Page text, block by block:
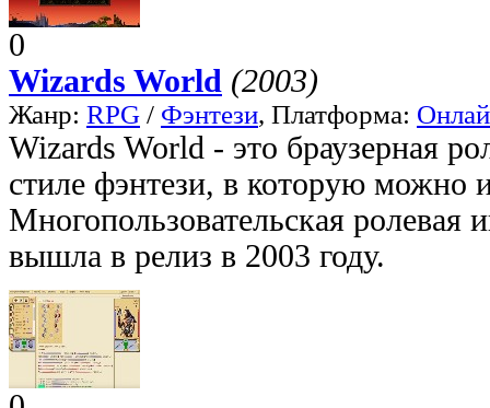
0
Wizards World (2003)
Жанр: RPG / Фэнтези, Платформа:
Wizards World - это браузерная
стиле фэнтези, в которую можно
Многопользовательская ролевая
вышла в релиз в 2003 году.